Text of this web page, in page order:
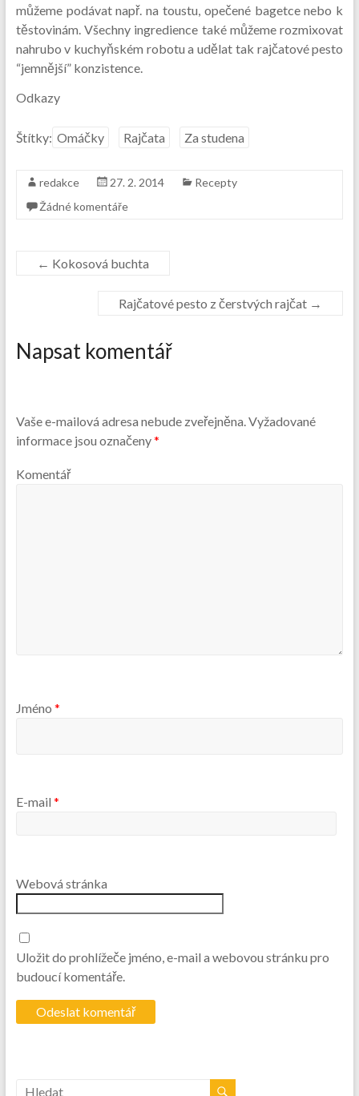
můžeme podávat např. na toustu, opečené bagetce nebo k
těstovinám. Všechny ingredience také můžeme rozmixovat
nahrubo v kuchyňském robotu a udělat tak rajčatové pesto
“jemnější” konzistence.
Odkazy
Štítky: Omáčky Rajčata Za studena
redakce 27. 2. 2014
Recepty
Žádné komentáře
← Kokosová buchta
Rajčatové pesto z čerstvých rajčat →
Napsat komentář
Vaše e-mailová adresa nebude zveřejněna.Vyžadované
informace jsou označeny*
Komentář
Jméno *
E-mail *
Webová stránka
Uložit do prohlížeče jméno, e-mail a webovou stránku pro
budoucí komentáře.